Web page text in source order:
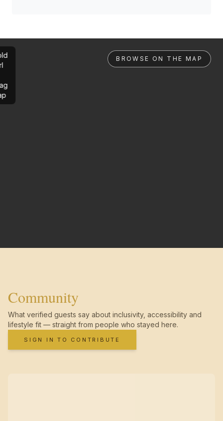
BROWSE ON THE MAP
Community
What verified guests say about inclusivity, accessibility and
lifestyle fit — straight from people who stayed here.
SIGN IN TO CONTRIBUTE